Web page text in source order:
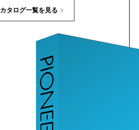
カタログ一覧を見る